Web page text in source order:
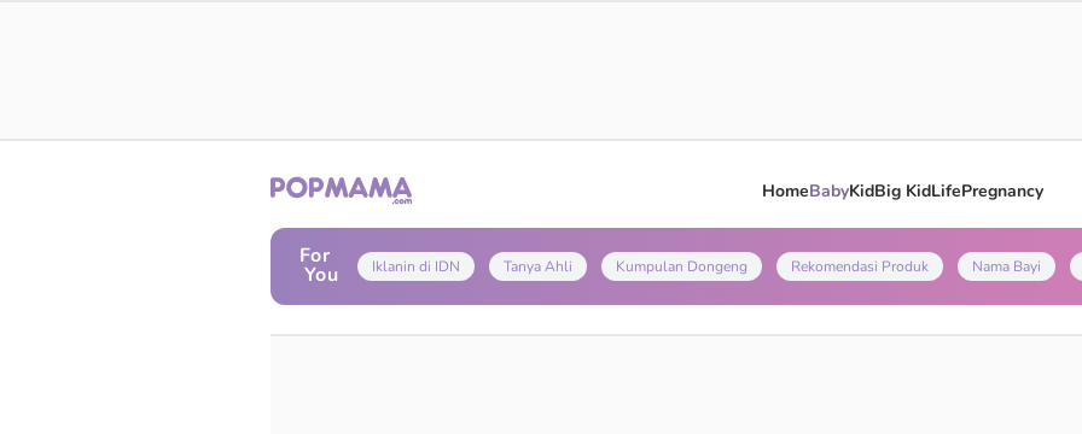
HomeBabyKidBig KidLifePregnancy
For
You Iklanin di IDN Tanya Ahli Kumpulan Dongeng Rekomendasi Produk Nama Bayi